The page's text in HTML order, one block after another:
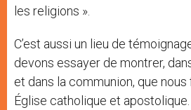
les religions ».
C’est aussi un lieu de
devons essayer de montrer,
et dans la communion, que
Église catholique et apostolique.